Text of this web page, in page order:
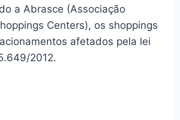
a Abrasce (Associação
Centers), os shoppings
afetados pela lei
2012.